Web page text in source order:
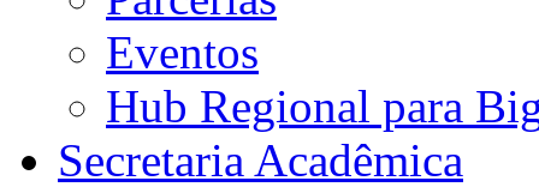
Eventos
Hub Regional para
Secretaria Acadêmica